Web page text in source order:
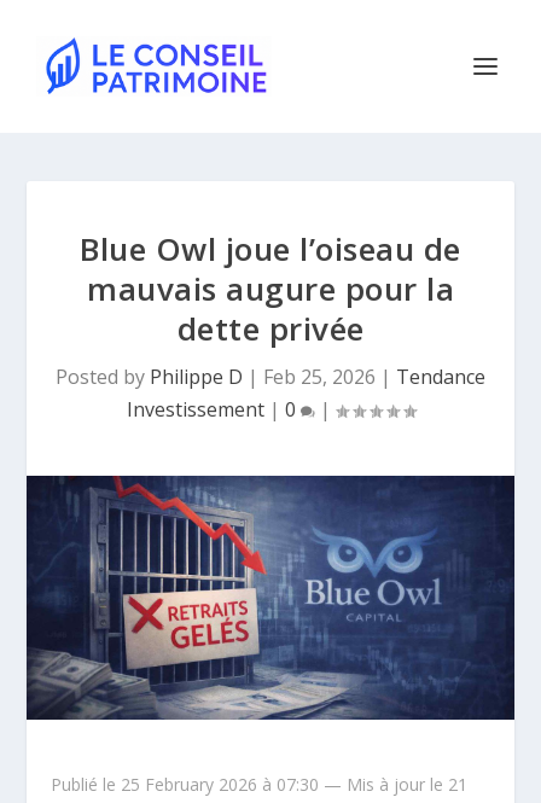
Blue Owl joue l’oiseau de
mauvais augure pour la
dette privée
Posted by Philippe D | Feb 25, 2026 | Tendance
Investissement| 0 |
Publié le 25 February 2026 à 07:30 — Mis à jour le 21